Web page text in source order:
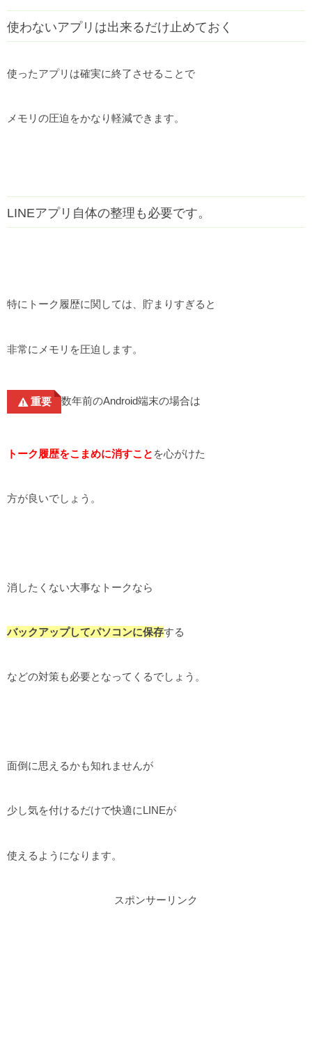
使わないアプリは出来るだけ止めておく
使ったアプリは確実に終了させることで
メモリの圧迫をかなり軽減できます。
LINEアプリ自体の整理も必要です。
特にトーク履歴に関しては、貯まりすぎると
非常にメモリを圧迫します。
重要 数年前のAndroid端末の場合は
トーク履歴をこまめに消すこと を心がけた
方が良いでしょう。
消したくない大事なトークなら
バックアップしてパソコンに保存する
などの対策も必要となってくるでしょう。
面倒に思えるかも知れませんが
少し気を付けるだけで快適にLINEが
使えるようになります。
スポンサーリンク